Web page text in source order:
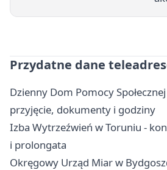
Przydatne dane
Dzienny Dom Pomocy
przyjęcie, dokumenty i godziny
Izba Wytrzeźwień w Toruniu -
i prolongata
Okręgowy Urząd Miar w